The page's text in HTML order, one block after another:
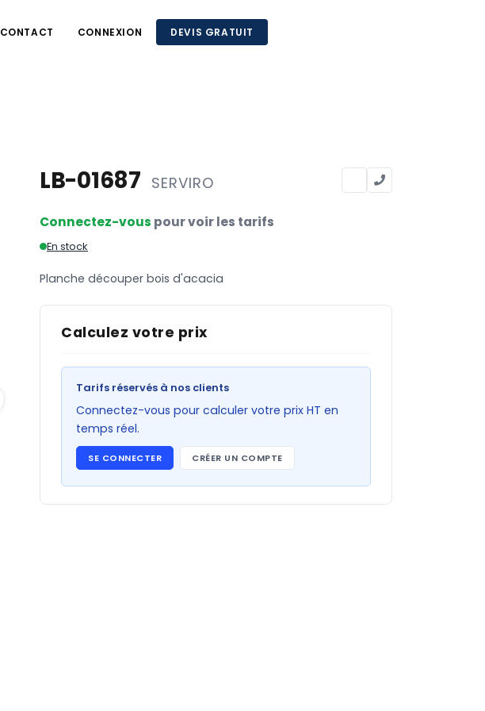
CONTACT CONNEXION DEVIS GRATUIT
LB-01687 SERVIRO
Connectez-vous pour voir les tarifs
En stock
Planche découper bois d'acacia
Calculez votre prix
Tarifs réservés à nos clients
Connectez-vous pour calculer votre prix HT en
temps réel.
SE CONNECTER CRÉER UN COMPTE